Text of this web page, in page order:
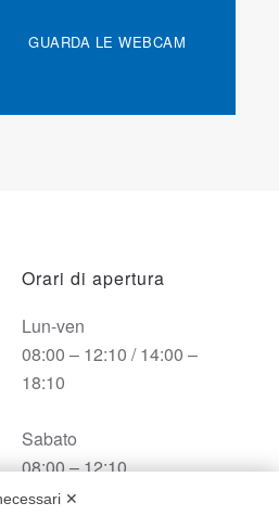
GUARDA LE WEBCAM
Orari di apertura
Lun-ven
08:00 – 12:10 / 14:00 –
18:10
Sabato
08:00 – 12:10
✕